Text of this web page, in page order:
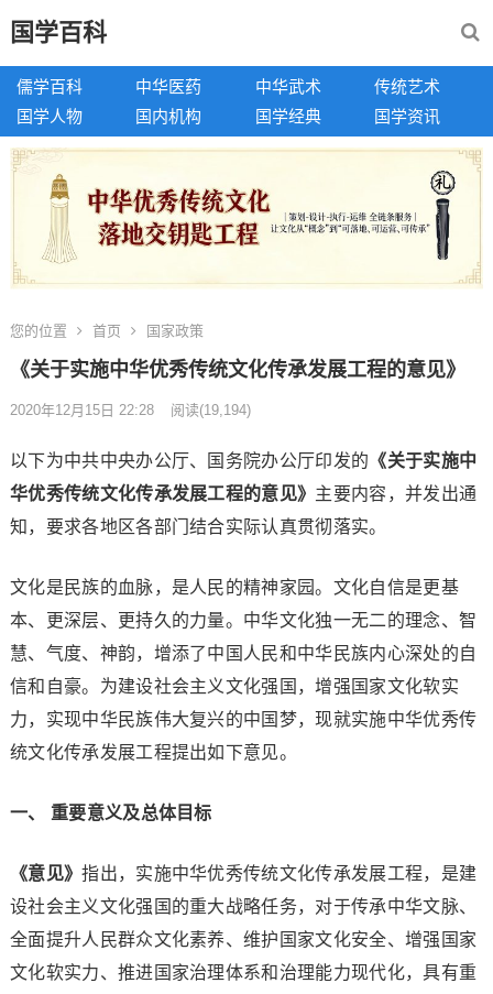
国学百科
儒学百科 中华医药 中华武术
传统艺术
国学人物
国内机构 国学经典 国学资讯
您的位置 首页 国家政策
《关于实施中华优秀传统文化传承发展工程的意见》
2020年12月15日 22:28 阅读(19,194)
以下为中共中央办公厅、国务院办公厅印发的 《关于实施中
华优秀传统文化传承发展工程的意见》 主要内容，并发出通
知，要求各地区各部门结合实际认真贯彻落实。
文化是民族的血脉，是人民的精神家园。文化自信是更基
本、更深层、更持久的力量。中华文化独一无二的理念、智
慧、气度、神韵，增添了中国人民和中华民族内心深处的自
信和自豪。为建设社会主义文化强国，增强国家文化软实
力，实现中华民族伟大复兴的中国梦，现就实施中华优秀传
统文化传承发展工程提出如下意见。
一、 重要意义及总体目标
《意见》指出，实施中华优秀传统文化传承发展工程，是建
设社会主义文化强国的重大战略任务，对于传承中华文脉、
全面提升人民群众文化素养、维护国家文化安全、增强国家
文化软实力、推进国家治理体系和治理能力现代化，具有重